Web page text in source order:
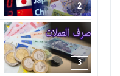
2
3